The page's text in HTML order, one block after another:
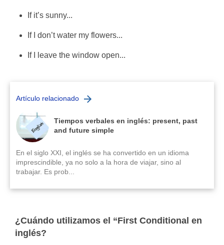
If it’s sunny...
If I don’t water my flowers...
If I leave the window open...
Artículo relacionado
Tiempos verbales en inglés: present, past
and future simple
En el siglo XXI, el inglés se ha convertido en un idioma
imprescindible, ya no solo a la hora de viajar, sino al
trabajar. Es prob...
¿Cuándo utilizamos el “First Conditional en
inglés?